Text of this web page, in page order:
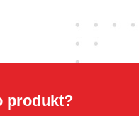
produkt?